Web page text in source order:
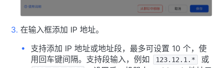
在输入框添加 IP 地址。
支持添加 IP 地址或地址段，最多可设置 10 个，使
用回车键间隔。支持段输入，例如
123.12.1.* 或